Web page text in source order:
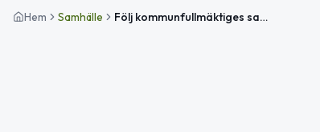
Hem Samhälle Följ kommunfullmäktiges sammanträde i Hässleholm den 25 maj